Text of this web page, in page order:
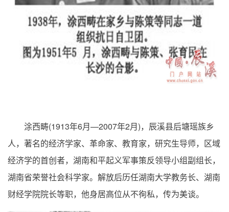
涂西畴(1913年6月 —2007年2月 )，辰溪县后塘瑶族乡
人，著名的经济学家、革命家、教育家，研究生导师，区域
经济学的首创者，湖南和平起义军事策反领导小组副组长，
湖南省荣誉社会科学家。解放后历任湖南大学教务长、湖南
财经学院院长等职，他身居高位从不徇私，传为美谈。